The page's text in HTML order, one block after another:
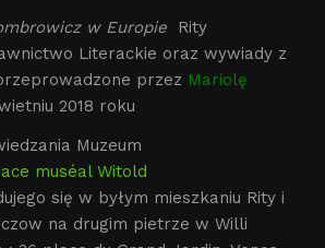
w Europie
Rity
Literackie oraz wywiady z
przez Mariolę
2018 roku
Muzeum
muséal Witold
się w byłym mieszkaniu Rity i
na drugim pietrze w Willi